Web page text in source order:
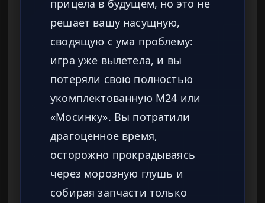
прицела в будущем, но это не
решает вашу насущную,
сводящую с ума проблему:
игра уже вылетела, и вы
потеряли свою полностью
укомплектованную M24 или
«Мосинку». Вы потратили
драгоценное время,
осторожно прокрадываясь
через морозную глушь и
собирая запчасти только